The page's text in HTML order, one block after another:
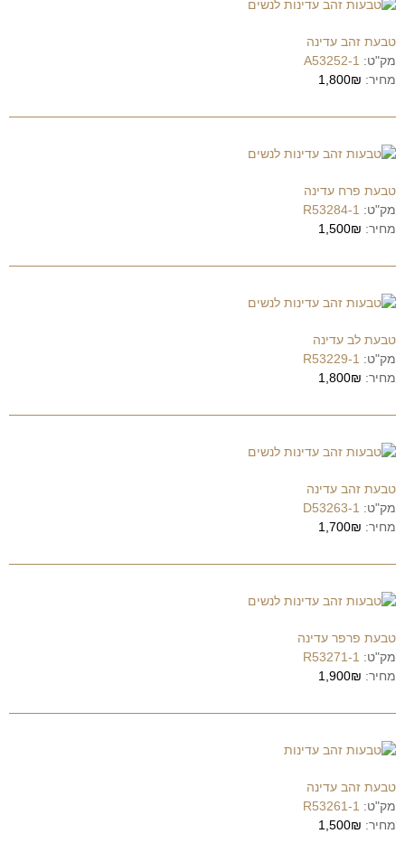
טבעת זהב עדינה
מק"ט: A53252-1
מחיר: 1,800₪
טבעת פרח עדינה
מק"ט: R53284-1
מחיר: 1,500₪
טבעת לב עדינה
מק"ט: R53229-1
מחיר: 1,800₪
טבעת זהב עדינה
מק"ט: D53263-1
מחיר: 1,700₪
טבעת פרפר עדינה
מק"ט: R53271-1
מחיר: 1,900₪
טבעת זהב עדינה
מק"ט: R53261-1
מחיר: 1,500₪